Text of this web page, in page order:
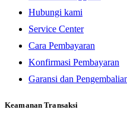
Hubungi kami
Service Center
Cara Pembayaran
Konfirmasi Pembayaran
Garansi dan
Keamanan Transaksi